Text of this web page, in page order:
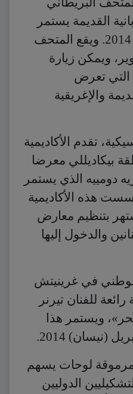
القديمة يستمر
حتى السادس من يناير 2014. ويقع المتحف
ويمكن زيارة
التي تعرض
والإغريقية
تقدم الأكاديمية
بيكاديللي معرضا
دومييه الذي يستمر
2014. وتأسست هذه الأكاديمية
وهي تشتهر بتنظيم معارض
والدخول إليها
في غرينيتش
للفنان تيرنر
ويستمر هذا
لوحات يسهم
الدوليين